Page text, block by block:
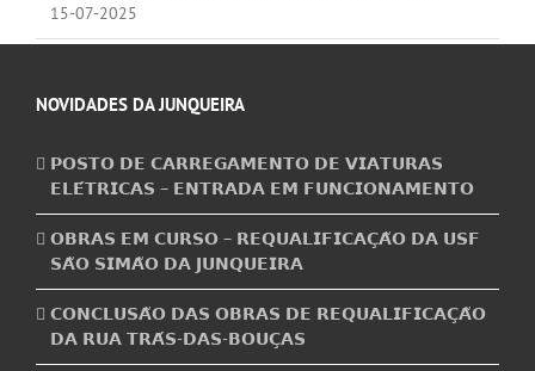
15-07-2025
NOVIDADES DA JUNQUEIRA
𝗣𝗢𝗦𝗧𝗢 𝗗𝗘 𝗖𝗔𝗥𝗥𝗘𝗚𝗔𝗠𝗘𝗡𝗧𝗢 𝗗𝗘 𝗩𝗜𝗔𝗧𝗨𝗥𝗔𝗦
𝗘𝗟𝗘́𝗧𝗥𝗜𝗖𝗔𝗦 – 𝗘𝗡𝗧𝗥𝗔𝗗𝗔 𝗘𝗠 𝗙𝗨𝗡𝗖𝗜𝗢𝗡𝗔𝗠𝗘𝗡𝗧𝗢
𝗢𝗕𝗥𝗔𝗦 𝗘𝗠 𝗖𝗨𝗥𝗦𝗢 – 𝗥𝗘𝗤𝗨𝗔𝗟𝗜𝗙𝗜𝗖𝗔𝗖̧𝗔̃𝗢 𝗗𝗔 𝗨𝗦𝗙
𝗦𝗔̃𝗢 𝗦𝗜𝗠𝗔̃𝗢 𝗗𝗔 𝗝𝗨𝗡𝗤𝗨𝗘𝗜𝗥𝗔
𝗖𝗢𝗡𝗖𝗟𝗨𝗦𝗔̃𝗢 𝗗𝗔𝗦 𝗢𝗕𝗥𝗔𝗦 𝗗𝗘 𝗥𝗘𝗤𝗨𝗔𝗟𝗜𝗙𝗜𝗖𝗔𝗖̧𝗔̃𝗢
𝗗𝗔 𝗥𝗨𝗔 𝗧𝗥𝗔́𝗦-𝗗𝗔𝗦-𝗕𝗢𝗨𝗖̧𝗔𝗦